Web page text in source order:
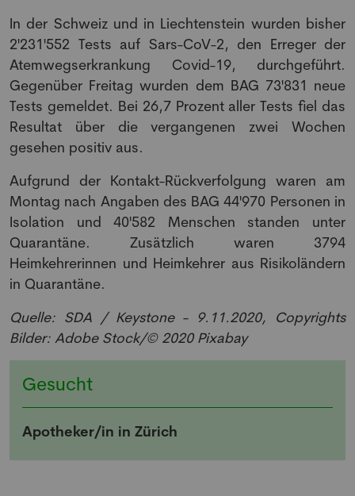
In der Schweiz und in Liechtenstein wurden bisher
2'231'552 Tests auf Sars-CoV-2, den Erreger der
Atemwegserkrankung Covid-19, durchgeführt.
Gegenüber Freitag wurden dem BAG 73'831 neue
Tests gemeldet. Bei 26,7 Prozent aller Tests fiel das
Resultat über die vergangenen zwei Wochen
gesehen positiv aus.
Aufgrund der Kontakt-Rückverfolgung waren am
Montag nach Angaben des BAG 44'970 Personen in
Isolation und 40'582 Menschen standen unter
Quarantäne. Zusätzlich waren 3794
Heimkehrerinnen und Heimkehrer aus Risikoländern
in Quarantäne.
Quelle: SDA / Keystone - 9.11.2020, Copyrights
Bilder: Adobe Stock/© 2020 Pixabay
Gesucht
Apotheker/in in Zürich
NEWSLETTER
Anmeldung Newsletter
Melde dich kostenlos für unseren Newsletter
an und erhalte einmal pro Woche die neusten
Stellenangebote und News aus der Welt der